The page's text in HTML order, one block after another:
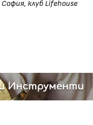
София, клуб Lifehouse